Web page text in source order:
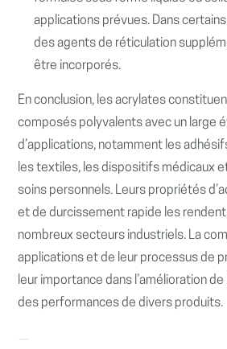
applications prévues. Dans
des agents de réticulation
être incorporés.
En conclusion, les acrylates
composés polyvalents avec un large
d’applications, notamment les
les textiles, les dispositifs médicaux
soins personnels. Leurs propriétés
et de durcissement rapide les
nombreux secteurs industriels. La
applications et de leur processus de
leur importance dans l’amélioration
des performances de divers produits.